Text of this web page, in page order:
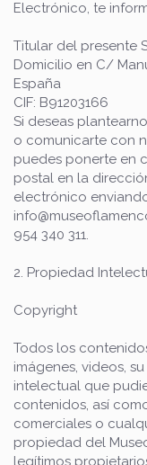
Electrónico, te
Titular del presente
Domicilio en C/
España
CIF: B91203166
Si deseas
o comunicarte con
puedes ponerte en
postal en la
electrónico
954 340 311.
2. Propiedad
Copyright
Todos los
imágenes, videos,
intelectual que
contenidos, así
comerciales o
propiedad del
legítimos